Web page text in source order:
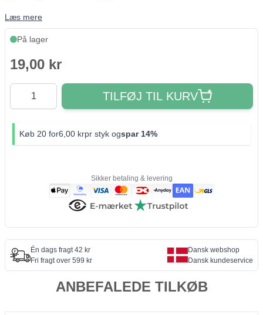
Læs mere
På lager
19,00 kr
Antal
TILFØJ TIL KURV
Køb 20 for6,00 krpr styk ogspar14%
Sikker betaling & levering
Én dags fragt 42 kr
Fri fragt over 599 kr
Dansk webshop
Dansk kundeservice
ANBEFALEDE TILKØB